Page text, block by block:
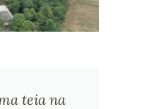
teia na